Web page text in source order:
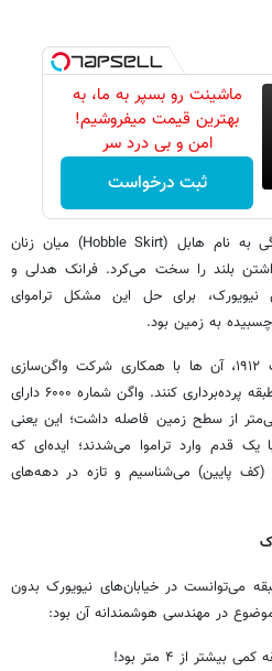
ماشینت رو بسپر به ما، به
بهترین قیمت میفروشیم!
امن و بی درد سر
ثبت درخواست
در اوایل قرن بیستم، دامن‌های تنگی به نام هابل (Hobble Skirt) میان زنان
بلند را سخت می‌کرد. فرانک هدلی و
نیویورک، برای حل این مشکل تراموای
به زمین بود.
موفقیت آن طرح باعث شد در اوت ۱۹۱۲، آن ها با همکاری شرکت واگن‌سازی
معروف J.G.Brill، از یک شاهکار دوطبقه پرده‌برداری کنند. واگن شماره ۶۰۰۰ دارای
بود که تنها ۷.۵ سانتی‌متر از سطح زمین فاصله داشت؛ این یعنی
یک قدم وارد تراموا می‌شدند؛ ایده‌ای که
امروزه به نام ترامواهای Low-floor (کف پایین) می‌شناسیم و تازه در دهه‌های
می‌توانست در خیابان‌های نیویورک بدون
در مهندسی هوشمندانه آن بود:
از ۴ متر بود!